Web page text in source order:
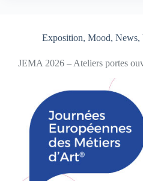
Exposition, Mood, News,
JEMA 2026 – Ateliers portes